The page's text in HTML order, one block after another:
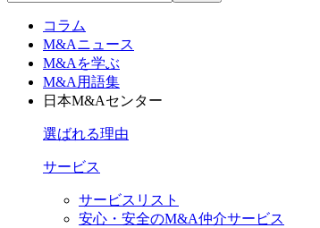
コラム
M&Aニュース
M&Aを学ぶ
M&A用語集
日本M&Aセンター
選ばれる理由
サービス
サービスリスト
安心・安全のM&A仲介サービス